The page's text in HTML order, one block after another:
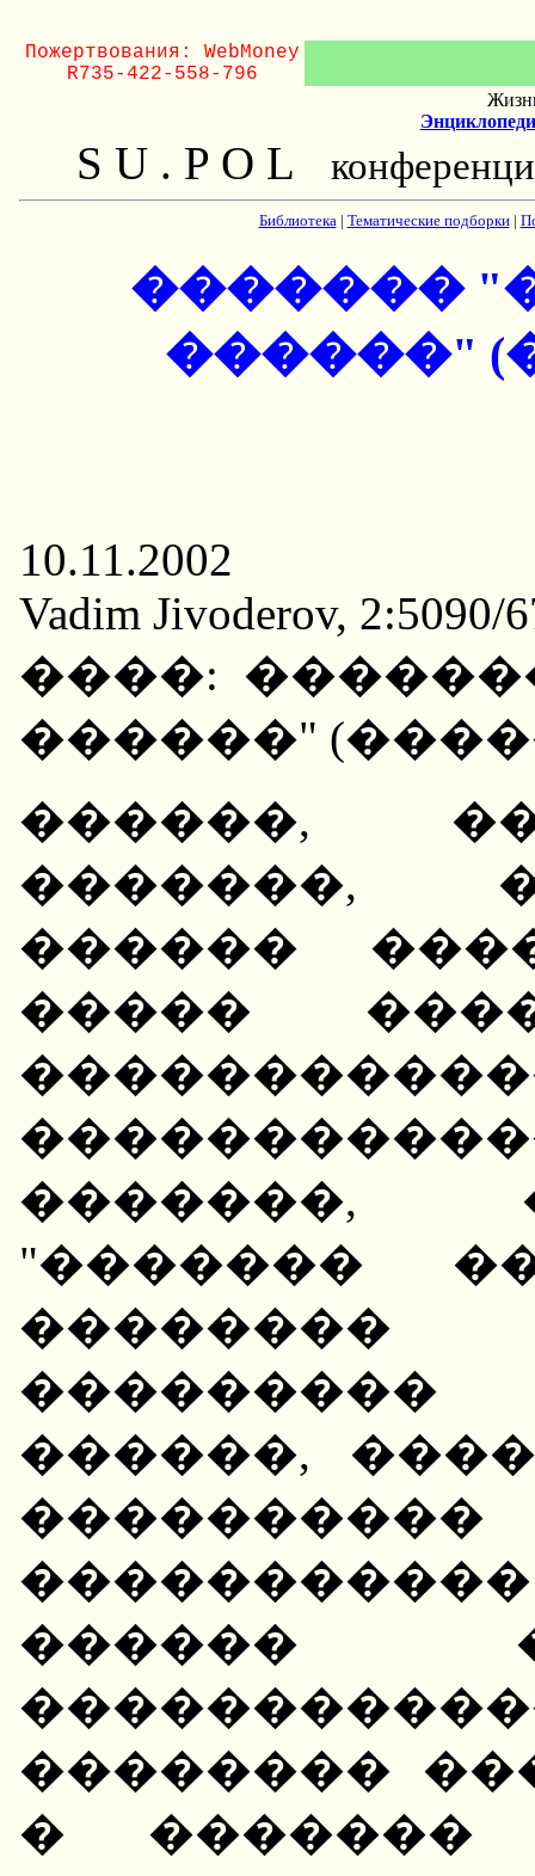
Пожертвования: WebMoney
R735-422-558-796
S U . P O L
Библиотека| Тематические подборки|
�������
������"
10.11.2002
Vadim Jivoderov, 2:5090/
����:
������"
������, �� ���������� �������, ����� ������ ������ ���������� �����, ����� ����� � ������ ������������ ����������: ������������� ������� - �������, ��������� � "������� �������", �.�. � �������� ���������� ��������� � �������� ������, ������, � ��������, ���������� ������ �� ����������� ������������ ������ � �������� ���������������� ������, �������� ���������� ����� � ������� ��� �������� ����������������� ����� ������, �� ������������ ������������ ��������� � ��������������� ���������. � ���������� ������� ��� ������ ��������� ������������, ��� ��������� �������� ��������� ��� ������� �����������. �. ������� � ����� ����������� �� ��������� ����������� ������ � ��� 1997 ���� ������: "��������� ������ ��� �������� � ��������� ���� � ��� ��������� ����������� ���������� ������������ ������� ����� �� ���������� ����� �� ���������� ������ ����, � ����� ����������� �������� �����... �� �������� ����, ��� ��������� ������� ��������� ������ ����������� ������� �����. ������, � ����� ������- ------------------------------------ 1 ���������-������������� ��������� ���������� ��������� � ������ ��������� 1992 ����// ������������� ������, 1992, � 30, ����. �.5. -"�������� ����" ������� �� ����������� �.����������� �������� ���� ���������� � ������������� ������ "������������� � ������ �������� 1992 �.", ���, ����������, ������� �� "��������� ��� �����������" ����� ������������� ������� "����" �������� ������������� ������ (����-������� �. ���������, ����������, �������������: ������ �� ������ ����. �" 1999. �. 165). 763 ������ ��������: �� �������� �������� ��������... �� ������ ���� �� � ���� �������� �������� ��������������� ����� �� 15 ���� ��������, ����� ���� ������, �������, ����������� ������ � �.�. ��� �������������� ������� ��� �������� �� �������� ����� ����� ����� 20 ����� ���� ����, ����� 50 ����� ���� ��������, 2 ������ ���� �����, ��������, ��������..."1 ������ ��� ���-������ ��������. ����� ��� ���������, ��� ���������� ��������� ������� ��������� ���� "�� ���������� ���������-������������ ���������".2 "������������� ���", ���������� ��������� ����������� � ��������, �� �������, ��� ������� �������� ���������, "������ ������", �������� ����������� ������������ �� �������. "��������, - ����� �.�.��������, - �� ������� �� �� ������ � ������������� �������, ���� �� �� ������. �� �������, ������� ��� ������ ������� ������� ������������, ��������� ��� � 1986 ���� �� ������������� �������� � ����� �� ����������� �� ������� ����� ��� �����������. ������� ���������� ��������� ����� ��� - �� ������ ���������� ������� � ������ �� ������ ���������� ��������� ����������. ������ �� ����� ������ ������ �������� �� ���������� �, ������� ����-����� �� ������� � ��������� �� ������������ �������������, ��������� �� ���� �� �������� ������ �������� �������".3 �� ��� ���� ������������ ���������������� �������� �� ���������� ��������������� ���������� ����� (���). � ������� "���������" ������ "�����������": ���, ��������, ������, �����, �������� � ��. ������ �� ������� �������������� ���� �� �������, �� �������, �� ������������� ��� � ���������� ���������������� ���- ---------------------------------------- 1 ��� �������� �� ����������� ������������� ���������� ������ ����������� ���������� ��� �� �����-���������� � ������������� ������� �.�.����� �� ����� ������������� ��� ������ � �������� ������� "�����-������������� �����������" (�����-������������� �����������, 1998. � 11-12, 6 ���). 2���������� �.�. ������ � ������. �.33. 3�������� �.�. ������ � ������. �� ������� ���������� ������������. � ,1997. �.5. 764 ������. ��� ��� ���� �������������, ����� ��� ����� �������. �������� - ��� ��� ���������� � ������� ������������ ��� ���������. ���������� �������, ��� � ��� ����� ��������� �������� ���������� (����� 200) ����������� ������������, ������� "�������� ����� ��������� �� ������ ����������, �� � ����������� �������� � �������. �� ������ �� �������������, �� ������� ���� ����� ������. � ���������� ������������� ������ �� ���� ���� ����������� ������ ������. ���, ��������, �������� �� ��������������� � 141 �.������ �������� ���������� ��� �.��� ����������� ������ ����������� ����������� ������ � ����������. � ������ ������� �� � 188 �� 5 ������� 1992 ���� ���������� � �������� ���������� ��������, ������� ���� �������� ����� ������� "� ������������